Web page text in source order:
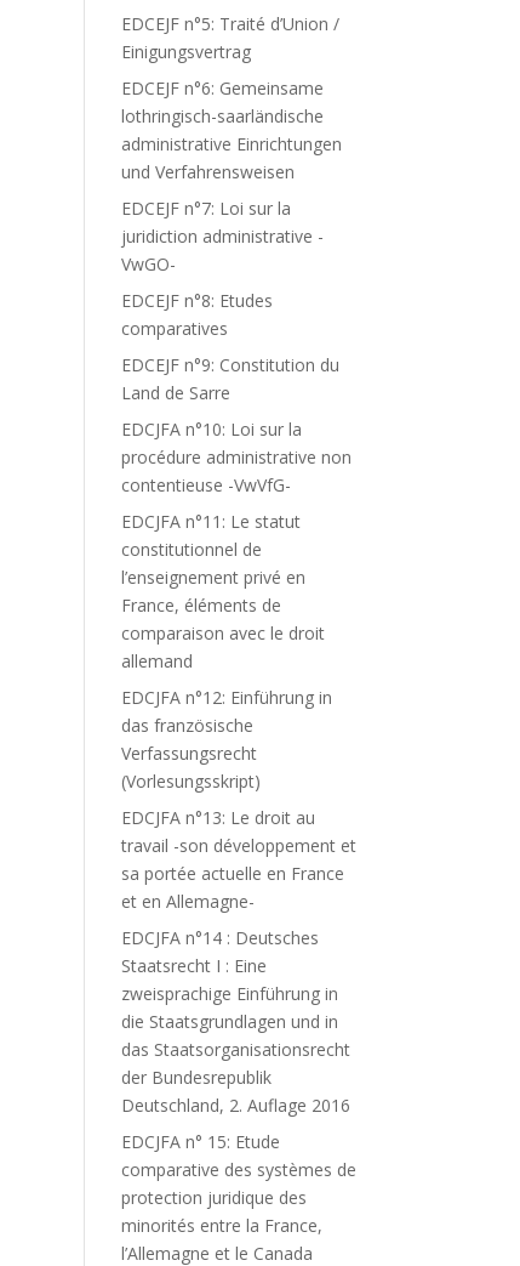
EDCEJF n°5: Traité d’Union /
Einigungsvertrag
EDCEJF n°6: Gemeinsame
lothringisch-saarländische
administrative Einrichtungen
und Verfahrensweisen
EDCEJF n°7: Loi sur la
juridiction administrative -
VwGO-
EDCEJF n°8: Etudes
comparatives
EDCEJF n°9: Constitution du
Land de Sarre
EDCJFA n°10: Loi sur la
procédure administrative non
contentieuse -VwVfG-
EDCJFA n°11: Le statut
constitutionnel de
l’enseignement privé en
France, éléments de
comparaison avec le droit
allemand
EDCJFA n°12: Einführung in
das französische
Verfassungsrecht
(Vorlesungsskript)
EDCJFA n°13: Le droit au
travail -son développement et
sa portée actuelle en France
et en Allemagne-
EDCJFA n°14 : Deutsches
Staatsrecht I : Eine
zweisprachige Einführung in
die Staatsgrundlagen und in
das Staatsorganisationsrecht
der Bundesrepublik
Deutschland, 2. Auflage 2016
EDCJFA n° 15: Etude
comparative des systèmes de
protection juridique des
minorités entre la France,
l’Allemagne et le Canada